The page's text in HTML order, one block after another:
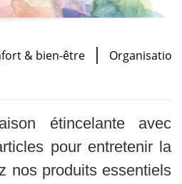
& bien-être
étincelante avec
pour entretenir la
nos produits essentiels